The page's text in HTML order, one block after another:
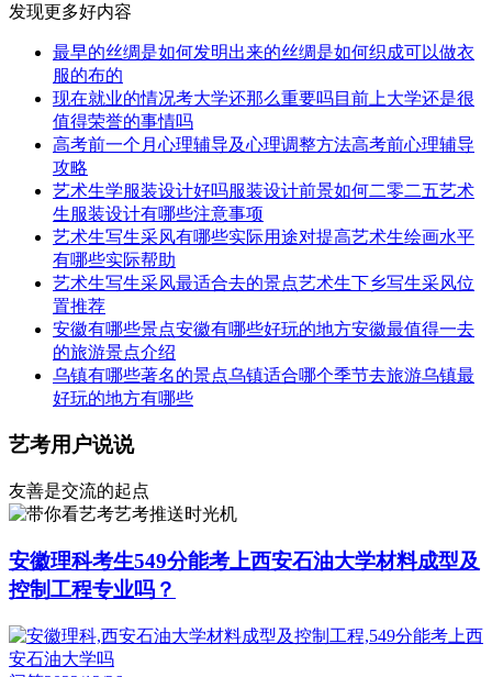
发现更多好内容
最早的丝绸是如何发明出来的丝绸是如何织成可以做衣
服的布的
现在就业的情况考大学还那么重要吗目前上大学还是很
值得荣誉的事情吗
高考前一个月心理辅导及心理调整方法高考前心理辅导
攻略
艺术生学服装设计好吗服装设计前景如何二零二五艺术
生服装设计有哪些注意事项
艺术生写生采风有哪些实际用途对提高艺术生绘画水平
有哪些实际帮助
艺术生写生采风最适合去的景点艺术生下乡写生采风位
置推荐
安徽有哪些景点安徽有哪些好玩的地方安徽最值得一去
的旅游景点介绍
乌镇有哪些著名的景点乌镇适合哪个季节去旅游乌镇最
好玩的地方有哪些
艺考用户说说
友善是交流的起点
艺考推送时光机
安徽理科考生549分能考上西安石油大学材料成型及
控制工程专业吗？